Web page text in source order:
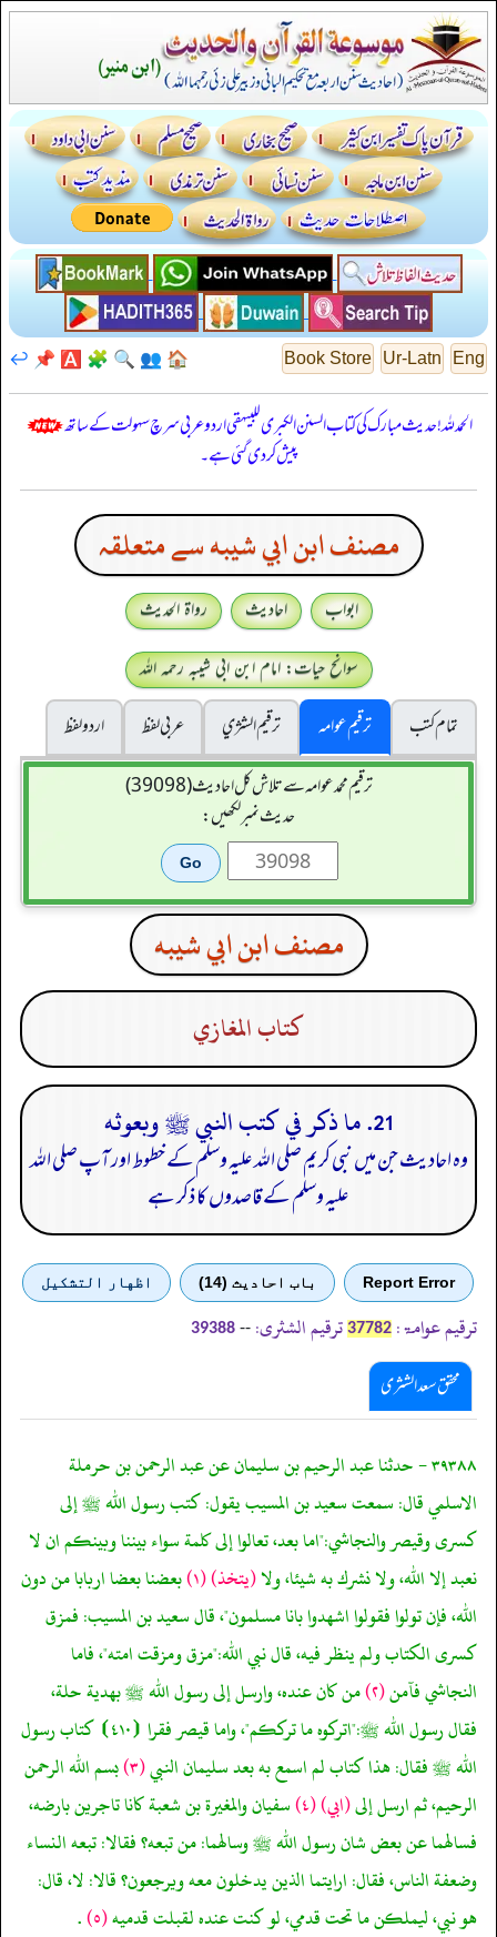
Eng
Ur-Latn
Book Store
🏠
👥
🔍
🧩
🅰️
📌
↩️
الحمدللہ! حدیث مبارک کی کتاب السنن الكبرى للبيهقي اردو عربی سرچ سہولت کے ساتھ
پیش کر دی گئی ہے۔
مصنف ابن ابي شيبه سے متعلقہ
ابواب احادیث
رواۃ الحدیث
سوانح حیات: امام ابن ابی شیبہ رحمہ اللہ
تمام کتب
ترقیم عوامہ ترقيم الشژي عربی لفظ
اردو لفظ
ترقیم محمدعوامہ سے تلاش کل احادیث (39098)
حدیث نمبر لکھیں:
مصنف ابن ابي شيبه
كتاب المغازي
21. ما ذكر في كتب النبي ﷺ وبعوثه
وہ احادیث جن میں نبی کریم صلی اللہ علیہ وسلم کے خطوط اور آپ صلی اللہ
علیہ وسلم کے قاصدوں کا ذکر ہے
Report Error باب احادیث (14) اظهار التشكيل
ترقیم عوامۃ: 37782 ترقیم الشثری: --
39388
محقق سعد الشثری
٣٩٣٨٨ - حدثنا عبد الرحيم بن سليمان عن عبد الرحمن بن حرملة
الاسلمي قال: سمعت سعيد بن المسيب يقول: كتب رسول الله ﷺ إلى
كسرى وقيصر والنجاشي:"اما بعد، تعالوا إلى كلمة سواء بيننا وبينكم ان لا
نعبد إلا الله، ولا نشرك به شيئا، ولا(يتخذ)(١) بعضنا بعضا اربابا من دون
الله، فإن تولوا فقولوا اشهدوا بانا مسلمون"، قال سعيد بن المسيب: فمزق
كسرى الكتاب ولم ينظر فيه، قال نبي الله:"مزق ومزقت امته"، فاما
النجاشي فآمن(٢) من كان عنده، وارسل إلى رسول الله ﷺ بهدية حلة،
فقال رسول الله ﷺ:"اتركوه ما ترككم"، واما قيصر فقرا ⦗٤١٠⦘ كتاب رسول
الله ﷺ فقال: هذا كتاب لم اسمع به بعد سليمان النبي(٣) بسم الله الرحمن
الرحيم، ثم ارسل إلى(ابي)(٤) سفيان والمغيرة بن شعبة كانا تاجرين بارضه،
فسالهما عن بعض شان رسول الله ﷺ وسالهما: من تبعه؟ فقالا: تبعه النساء
وضعفة الناس، فقال: ارايتما الذين يدخلون معه ويرجعون؟ قالا: لا، قال:
هو نبي، ليملكن ما تحت قدمي، لو كنت عنده لقبلت قدميه(٥) .